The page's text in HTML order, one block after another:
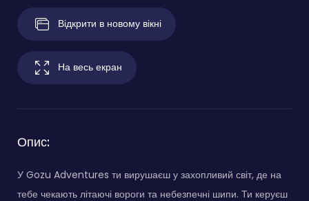
Відкрити в новому вікні
На весь екран
Опис:
У Gozu Adventures ти вирушаєш у захопливий світ, де на
тебе чекають літаючі вороги та небезпечні шипи. Ти керуєш